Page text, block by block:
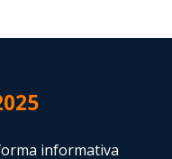
informativa